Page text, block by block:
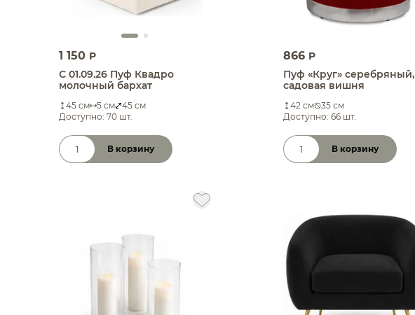
1 150 P
С 01.09.26 Пуф Квадро
молочный бархат
45 см 5 см
45 см
Доступно: 70 шт.
Количество товара
В корзину
866 P
Пуф «Круг» серебряный,
садовая вишня
42 см
35 см
Доступно: 66 шт.
Количество товара
В корзину